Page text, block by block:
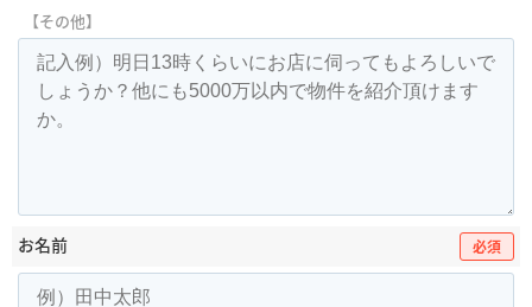
【その他】
お名前 必須